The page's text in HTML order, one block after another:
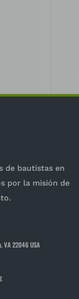
de bautistas en
por la misión de
VA 22046 USA